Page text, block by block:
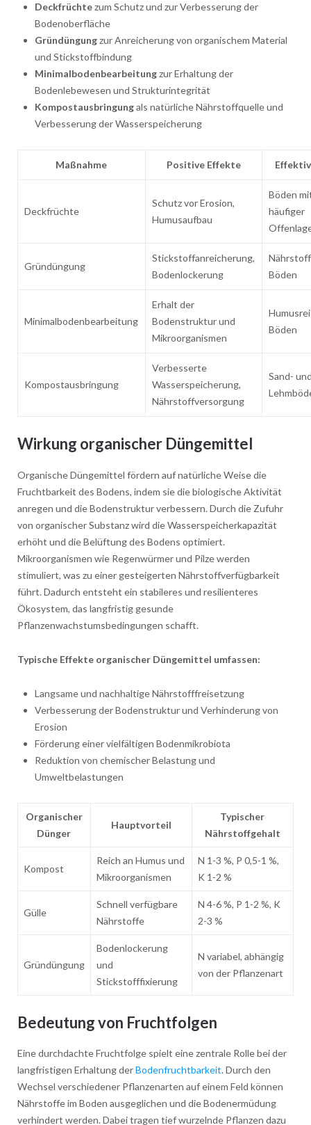
Deckfrüchtezum Schutz und zur Verbesserung der
Bodenoberfläche
Gründüngungzur Anreicherung von organischem Material
und Stickstoffbindung
Minimalbodenbearbeitungzur Erhaltung der
Bodenlebewesen und Strukturintegrität
Kompostausbringungals natürliche Nährstoffquelle und
Verbesserung der Wasserspeicherung
Maßnahme Positive Effekte
Deckfrüchte
Schutz vor Erosion,
Humusaufbau
Böden
häufiger
Gründüngung
Stickstoffanreicherung,
Bodenlockerung
Böden
Minimalbodenbearbeitung
Erhalt der
Bodenstruktur und
Mikroorganismen
Böden
Kompostausbringung
Verbesserte
Wasserspeicherung,
Nährstoffversorgung
Sand-
Wirkung organischer Düngemittel
Organische Düngemittel fördern auf natürliche Weise die
Fruchtbarkeit des Bodens, indem sie die biologische Aktivität
anregen und die Bodenstruktur verbessern. Durch die Zufuhr
von organischer Substanz wird die Wasserspeicherkapazität
erhöht und die Belüftung des Bodens optimiert.
Mikroorganismen wie Regenwürmer und Pilze werden
stimuliert, was zu einer gesteigerten Nährstoffverfügbarkeit
führt. Dadurch entsteht ein stabileres und resilienteres
Ökosystem, das langfristig gesunde
Pflanzenwachstumsbedingungen schafft.
Typische Effekte organischer Düngemittel umfassen:
Langsame und nachhaltige Nährstofffreisetzung
Verbesserung der Bodenstruktur und Verhinderung von
Erosion
Förderung einer vielfältigen Bodenmikrobiota
Reduktion von chemischer Belastung und
Umweltbelastungen
Organischer
Dünger
Hauptvorteil
Typischer
Nährstoffgehalt
Kompost
Reich an Humus und
Mikroorganismen
N 1-3 %, P 0,5-1 %,
K 1-2 %
Gülle
Schnell verfügbare
Nährstoffe
N 4-6 %, P 1-2 %, K
2-3 %
Gründüngung
Bodenlockerung
und
Stickstofffixierung
N variabel, abhängig
von der Pflanzenart
Bedeutung von Fruchtfolgen
Eine durchdachte Fruchtfolge spielt eine zentrale Rolle bei der
langfristigen Erhaltung derBodenfruchtbarkeit. Durch den
Wechsel verschiedener Pflanzenarten auf einem Feld können
Nährstoffe im Boden ausgeglichen und die Bodenermüdung
verhindert werden. Dabei tragen tief wurzelnde Pflanzen dazu